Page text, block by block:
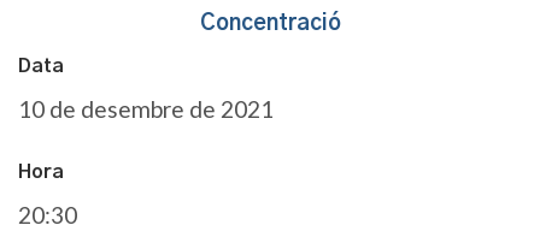
Concentració
Data
10 de desembre de 2021
Hora
20:30